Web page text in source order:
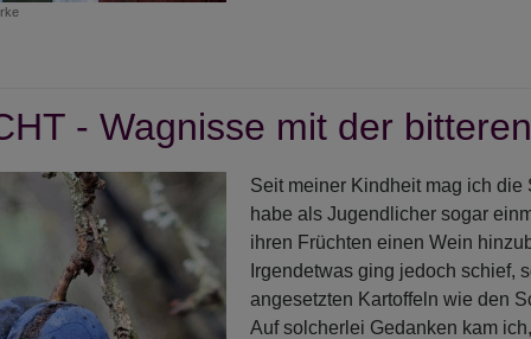
- Wagnisse mit der
Seit meiner Kindheit mag ich die
habe als Jugendlicher sogar
ihren Früchten einen Wein
Irgendetwas ging jedoch schief,
angesetzten Kartoffeln wie den
Auf solcherlei Gedanken kam